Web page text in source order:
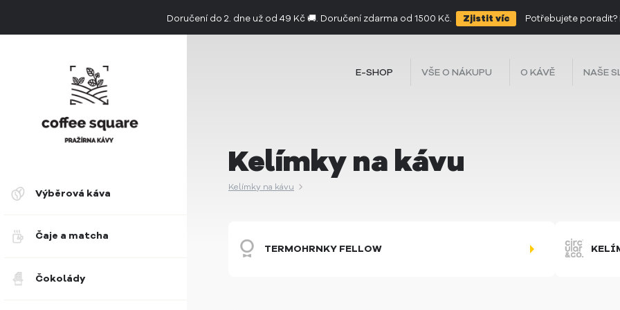
👉 Objevte jedinečnou chuť limitované kávy odrůdy Orange Bourbon fermentované s maracujou
Doručení do 2. dne už od 49 Kč 🚚. Doručení zdarma od 1500 Kč. Zjistit víc Potřebujete
E-SHOP VŠE O NÁKUPU O KÁVĚ NAŠE
Kelímky na kávu
Kelímky na kávu
TERMOHRNKY FELLOW
Výběrová káva
Čaje a matcha
Čokolády